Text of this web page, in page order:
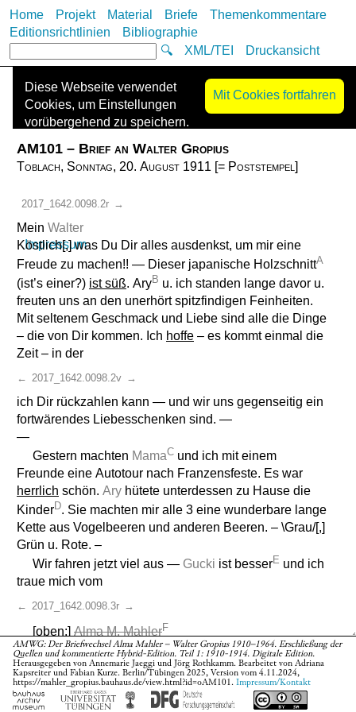
Home Projekt Material Briefe
Themenkommentare
Editionsrichtlinien
Bibliographie
🔍
XML/TEI Druckansicht
Diese Webseite verwendet
Cookies, um Einstellungen
vorübergehend zu speichern.
Nachverfolgung („Tracking-
Cookies“) eingesetzt oder
geteilt. Die Kontaktdaten des
Anbieters finden Sie im
Impressum.
Mit Cookies fortfahren
AM101 – Brief an Walter Gropius
Toblach, Sonntag, 20. August 1911 [= Poststempel]
2017_1642.0098.2r →
Mein Walter
Köstlich[,] was Du Dir alles ausdenkst, um mir eine
Freude zu machen!! — Dieser japanische HolzschnittA
(ist’s einer?) ist süß. AryB u. ich standen lange davor u.
freuten uns an den unerhört spitzfindigen Feinheiten.
Mit seltenem Geschmack und Liebe sind alle die Dinge
– die von Dir kommen. Ich hoffe – es kommt einmal die
Zeit – in der
← 2017_1642.0098.2v →
ich Dir rückzahlen kann — und wir uns gegenseitig ein
fortwärendes Liebesschenken sind. —
—
Gestern machten MamaC und ich mit einem
Freunde eine Autotour nach Franzensfeste. Es war
herrlich schön. Ary hütete unterdessen zu Hause die
KinderD. Sie machten mir alle 3 eine wunderbare lange
Kette aus Vogelbeeren und anderen Beeren. – \Grau/[,]
Grün u. Rote. –
Wir fahren jetzt viel aus — Gucki ist besserE und ich
traue mich vom
← 2017_1642.0098.3r →
[oben:] Alma M. MahlerF
Hause fort. – Ein paar Bekannte in der Nähe wetteifern
mit Autogefälligkeiten –.
Am 30tenGwollen wir eine große Tour machen und
AMWG: Der Briefwechsel Alma Mahler – Walter Gropius 1910–1964. Erschließung der
Quellen und kommentierte Hybrid-Edition. Teil 1: 1910-1914. Digitale Edition.
Herausgegeben von Annemarie Jaeggi und Jörg Rothkamm. Bearbeitet von Adriana
Kapsreiter und Fabian Kurze. Berlin/Tübingen 2025, Version vom 4.11.2024,
https://mahler_gropius.bauhaus.de/view.html?id=oAM101.Impressum/Kontakt